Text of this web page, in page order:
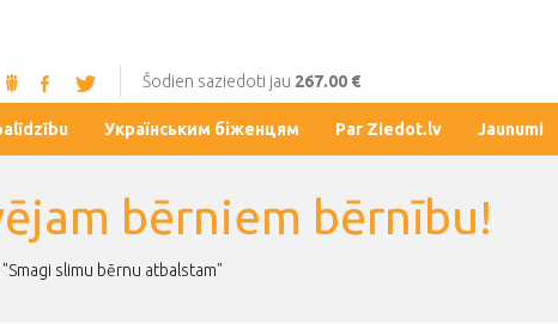
Šodien saziedoti jau 267.00 €
Українським біженцям Par Ziedot.lv Jaunumi
bērniem bērnību!
slimu bērnu atbalstam"